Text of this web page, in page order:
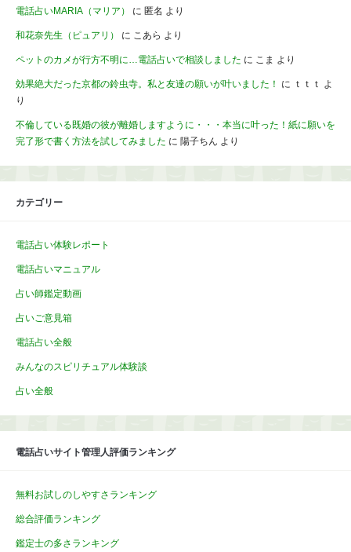
電話占いMARIA（マリア） に 匿名 より
和花奈先生（ピュアリ） に こあら より
ペットのカメが行方不明に…電話占いで相談しました に こま より
効果絶大だった京都の鈴虫寺。私と友達の願いが叶いました！ に ｔｔｔ よ
り
不倫している既婚の彼が離婚しますように・・・本当に叶った！紙に願いを
完了形で書く方法を試してみました に 陽子ちん より
カテゴリー
電話占い体験レポート
電話占いマニュアル
占い師鑑定動画
占いご意見箱
電話占い全般
みんなのスピリチュアル体験談
占い全般
電話占いサイト管理人評価ランキング
無料お試しのしやすさランキング
総合評価ランキング
鑑定士の多さランキング